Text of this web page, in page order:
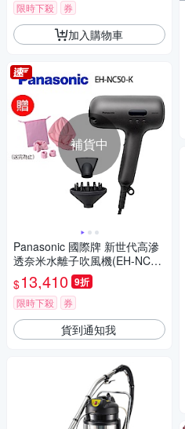
限時下殺 券
加入購物車
補貨中
Panasonic 國際牌 新世代高滲
透奈米水離子吹風機(EH-NC50
-K)
$13,410 9折
限時下殺 券
貨到通知我